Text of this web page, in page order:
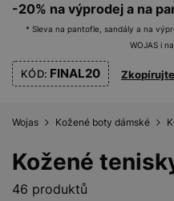
-20% na výprodej a na
* Sleva na pantofle, sandály a na
WOJAS i
KÓD: FINAL20
Wojas Kožené boty dámské
Kožené
46 produktů